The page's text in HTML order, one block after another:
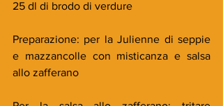
25 dl di brodo di verdure
Preparazione: per la Julienne di seppie
e mazzancolle con misticanza e salsa
allo zafferano